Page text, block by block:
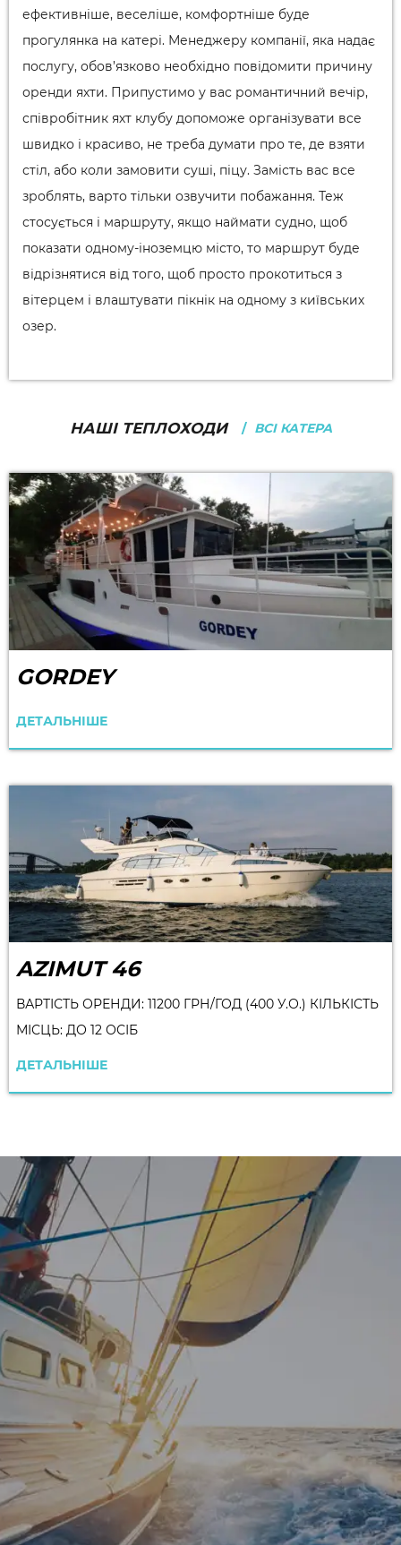
ефективніше, веселіше, комфортніше буде
прогулянка на катері. Менеджеру компанії, яка надає
послугу, обов’язково необхідно повідомити причину
оренди яхти. Припустимо у вас романтичний вечір,
співробітник яхт клубу допоможе організувати все
швидко і красиво, не треба думати про те, де взяти
стіл, або коли замовити суші, піцу. Замість вас все
зроблять, варто тільки озвучити побажання. Теж
стосується і маршруту, якщо наймати судно, щоб
показати одному-іноземцю місто, то маршрут буде
відрізнятися від того, щоб просто прокотиться з
вітерцем і влаштувати пікнік на одному з київських
озер.
НАШІ ТЕПЛОХОДИ ВСІ КАТЕРА
GORDEY
ДЕТАЛЬНІШЕ
AZIMUT 46
ВАРТІСТЬ ОРЕНДИ: 11200 ГРН/ГОД (400 У.О.) КІЛЬКІСТЬ
МІСЦЬ: ДО 12 ОСІБ
ДЕТАЛЬНІШЕ